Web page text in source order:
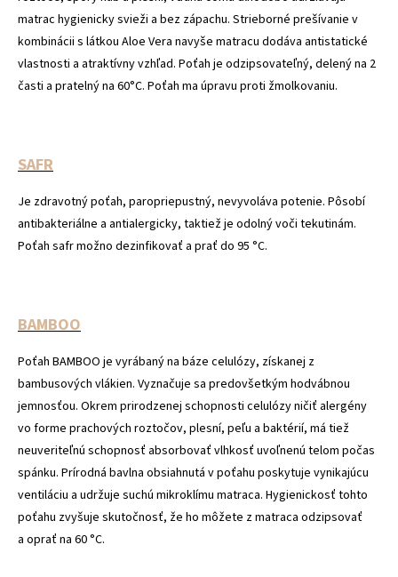
matrac hygienicky svieži a bez zápachu. Strieborné prešívanie v
kombinácii s látkou Aloe Vera navyše matracu dodáva antistatické
vlastnosti a atraktívny vzhľad. Poťah je odzipsovateľný, delený na 2
časti a pratelný na 60°C. Poťah ma úpravu proti žmolkovaniu.
SAFR
Je zdravotný poťah, paropriepustný, nevyvoláva potenie. Pôsobí
antibakteriálne a antialergicky, taktiež je odolný voči tekutinám.
Poťah safr možno dezinfikovať a prať do 95 °C.
BAMBOO
Poťah BAMBOO je vyrábaný na báze celulózy, získanej z
bambusových vlákien. Vyznačuje sa predovšetkým hodvábnou
jemnosťou. Okrem prirodzenej schopnosti celulózy ničiť alergény
vo forme prachových roztočov, plesní, peľu a baktérií, má tiež
neuveriteľnú schopnosť absorbovať vlhkosť uvoľnenú telom počas
spánku. Prírodná bavlna obsiahnutá v poťahu poskytuje vynikajúcu
ventiláciu a udržuje suchú mikroklímu matraca. Hygienickosť tohto
poťahu zvyšuje skutočnosť, že ho môžete z matraca odzipsovať
a oprať na 60 °C.